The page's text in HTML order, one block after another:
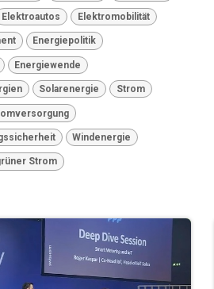
Elektroautos Elektromobilität
Energiepolitik
Energiewende
Solarenergie Strom
Windenergie
Strom